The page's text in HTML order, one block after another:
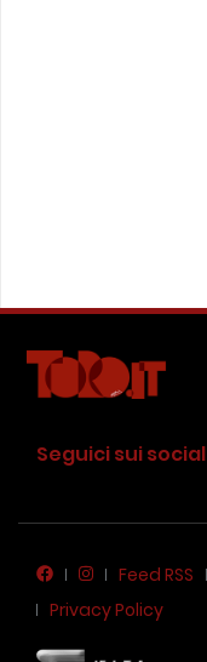
Seguici sui social
Feed RSS
Privacy Policy